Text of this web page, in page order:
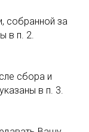
собранной за
в п. 2.
сбора и
в п. 3.